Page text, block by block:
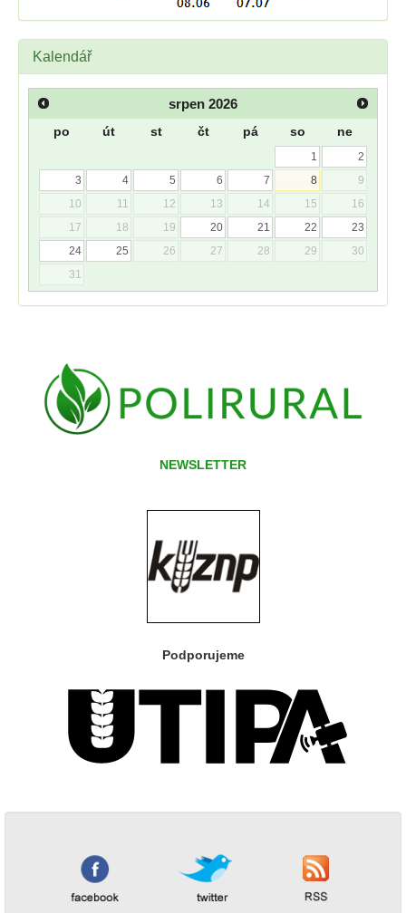
Kalendář
srpen 2026
po út st čt pá so ne
1
2
3
4 5 6 7 8
9
10
11 12 13 14 15
16
17
18 19 20 21 22
23
24
25 26 27 28 29
30
31
NEWSLETTER
Podporujeme